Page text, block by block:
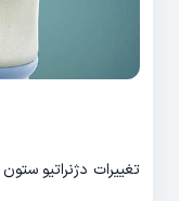
تغییرات دژنراتیو